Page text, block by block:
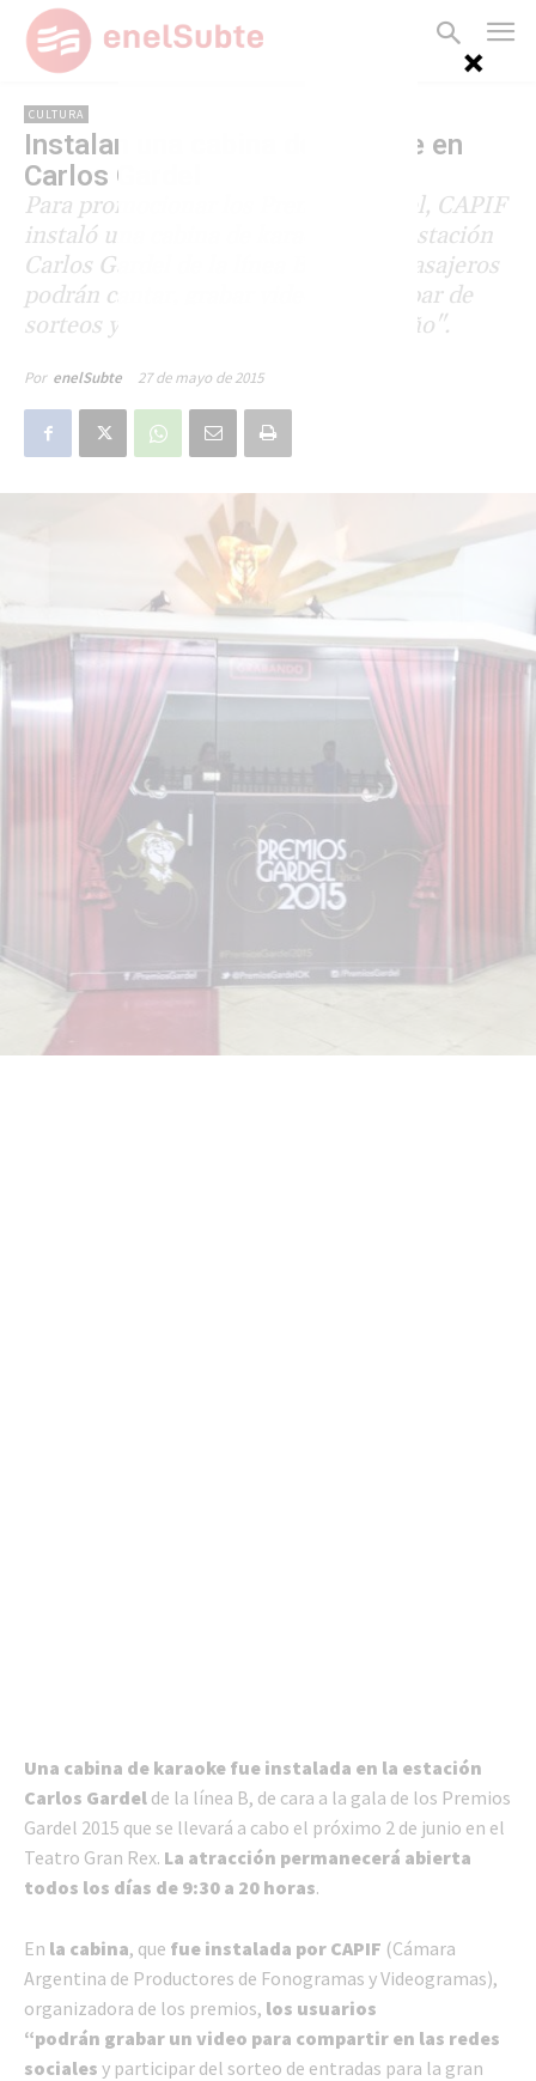
CULTURA
Instalan una cabina de karaoke en
Carlos Gardel
Para promocionar los Premios Gardel, CAPIF
instaló una cabina de karaoke en la estación
Carlos Gardel de la línea B. Allí los pasajeros
podrán cantar, grabar videos, participar de
sorteos y votar por la "Canción del año".
Por enelSubte 27 de mayo de 2015
Una cabina de karaoke fue instalada en la estación
Carlos Gardel de la línea B, de cara a la gala de los Premios
Gardel 2015 que se llevará a cabo el próximo 2 de junio en el
Teatro Gran Rex. La atracción permanecerá abierta
todos los días de 9:30 a 20 horas.
En la cabina, que fue instalada por CAPIF (Cámara
Argentina de Productores de Fonogramas y Videogramas),
organizadora de los premios, los usuarios
“podrán grabar un video para compartir en las redes
sociales y participar del sorteo de entradas para la gran